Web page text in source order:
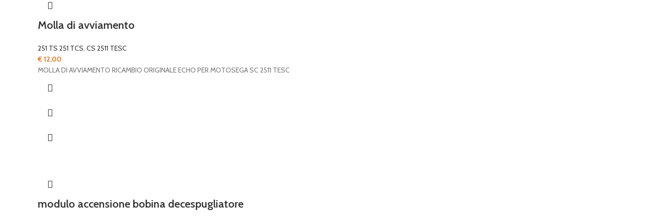
Molla di avviamento
251 TS 251 TCS, CS 2511 TESC
€12,00
MOLLA DI AVVIAMENTO RICAMBIO ORIGINALE ECHO PER MOTOSEGA SC 2511 TESC
modulo accensione bobina decespugliatore